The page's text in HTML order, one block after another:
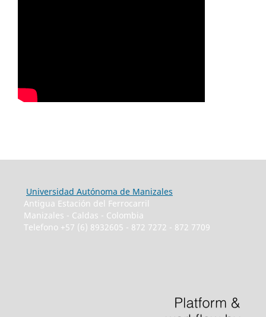
Universidad Autónoma de Manizales
Antigua Estación del Ferrocarril
Manizales - Caldas - Colombia
Telefono +57 (6) 8932605 - 872 7272 - 872 7709